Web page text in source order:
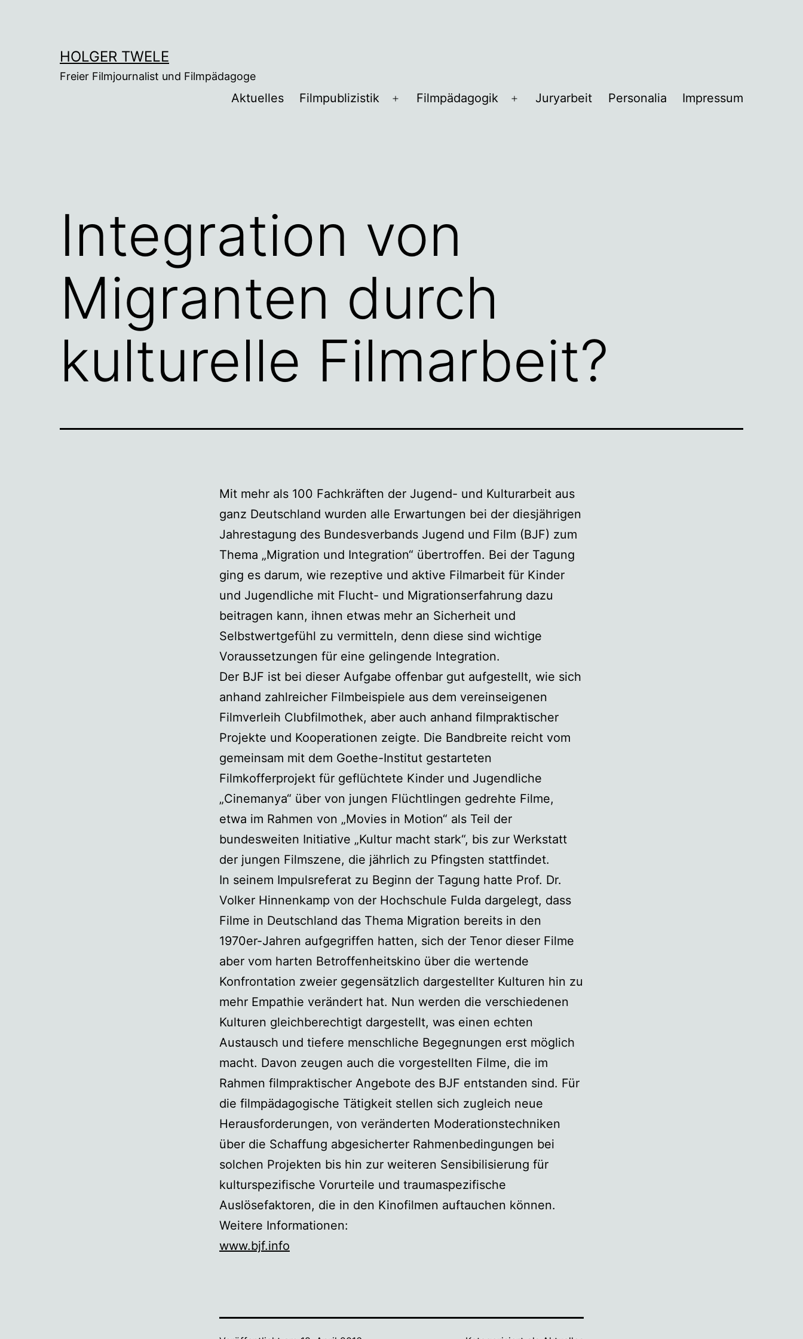
HOLGER TWELE
Freier Filmjournalist und Filmpädagoge
Aktuelles Filmpublizistik
Menü
Filmpädagogik
Menü
Juryarbeit Personalia Impressum
Integration von
Migranten durch
kulturelle Filmarbeit?
Mit mehr als 100 Fachkräften der Jugend- und Kulturarbeit aus
ganz Deutschland wurden alle Erwartungen bei der diesjährigen
Jahrestagung des Bundesverbands Jugend und Film (BJF) zum
Thema „Migration und Integration“ übertroffen. Bei der Tagung
ging es darum, wie rezeptive und aktive Filmarbeit für Kinder
und Jugendliche mit Flucht- und Migrationserfahrung dazu
beitragen kann, ihnen etwas mehr an Sicherheit und
Selbstwertgefühl zu vermitteln, denn diese sind wichtige
Voraussetzungen für eine gelingende Integration.
Der BJF ist bei dieser Aufgabe offenbar gut aufgestellt, wie sich
anhand zahlreicher Filmbeispiele aus dem vereinseigenen
Filmverleih Clubfilmothek, aber auch anhand filmpraktischer
Projekte und Kooperationen zeigte. Die Bandbreite reicht vom
gemeinsam mit dem Goethe-Institut gestarteten
Filmkofferprojekt für geflüchtete Kinder und Jugendliche
„Cinemanya“ über von jungen Flüchtlingen gedrehte Filme,
etwa im Rahmen von „Movies in Motion“ als Teil der
bundesweiten Initiative „Kultur macht stark“, bis zur Werkstatt
der jungen Filmszene, die jährlich zu Pfingsten stattfindet.
In seinem Impulsreferat zu Beginn der Tagung hatte Prof. Dr.
Volker Hinnenkamp von der Hochschule Fulda dargelegt, dass
Filme in Deutschland das Thema Migration bereits in den
1970er-Jahren aufgegriffen hatten, sich der Tenor dieser Filme
aber vom harten Betroffenheitskino über die wertende
Konfrontation zweier gegensätzlich dargestellter Kulturen hin zu
mehr Empathie verändert hat. Nun werden die verschiedenen
Kulturen gleichberechtigt dargestellt, was einen echten
Austausch und tiefere menschliche Begegnungen erst möglich
macht. Davon zeugen auch die vorgestellten Filme, die im
Rahmen filmpraktischer Angebote des BJF entstanden sind. Für
die filmpädagogische Tätigkeit stellen sich zugleich neue
Herausforderungen, von veränderten Moderationstechniken
über die Schaffung abgesicherter Rahmenbedingungen bei
solchen Projekten bis hin zur weiteren Sensibilisierung für
kulturspezifische Vorurteile und traumaspezifische
Auslösefaktoren, die in den Kinofilmen auftauchen können.
Weitere Informationen:
www.bjf.info